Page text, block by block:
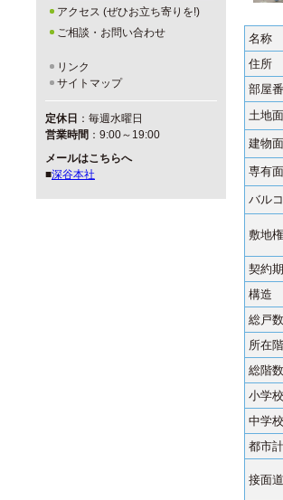
名称
住所
部屋
土地
建物
専有
バル
敷地
契約
構造
総戸数
所在階
総階数
小学校
中学校
都市
接面
アクセス (ぜひお立ち寄りを!)
ご相談・お問い合わせ
リンク
サイトマップ
定休日 ：毎週水曜日
営業時間 ：9:00～19:00
メールはこちらへ
■深谷本社